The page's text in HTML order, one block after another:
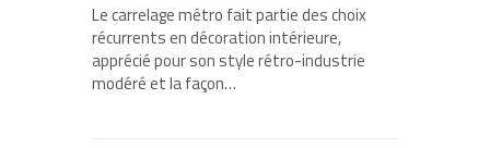
Le carrelage métro fait partie des choix
récurrents en décoration intérieure,
apprécié pour son style rétro-industrie
modéré et la façon…